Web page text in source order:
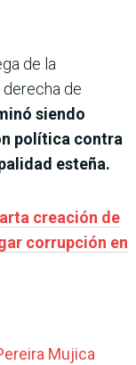
de la
de
siendo
política contra
esteña.
creación de
corrupción en
Mujica